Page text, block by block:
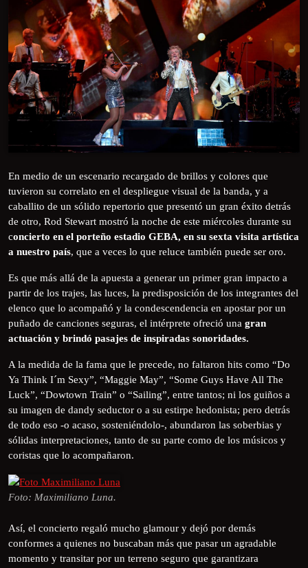
En medio de un escenario recargado de brillos y colores que
tuvieron su correlato en el despliegue visual de la banda, y a
caballito de un sólido repertorio que presentó un gran éxito detrás
de otro, Rod Stewart mostró la noche de este miércoles durante su
concierto en el porteño estadio GEBA, en su sexta visita artística
a nuestro país, que a veces lo que reluce también puede ser oro.
Es que más allá de la apuesta a generar un primer gran impacto a
partir de los trajes, las luces, la predisposición de los integrantes del
elenco que lo acompañó y la condescendencia en apostar por un
puñado de canciones seguras, el intérprete ofreció una gran
actuación y brindó pasajes de inspiradas sonoridades.
A la medida de la fama que le precede, no faltaron hits como “Do
Ya Think I´m Sexy”, “Maggie May”, “Some Guys Have All The
Luck”, “Dowtown Train” o “Sailing”, entre tantos; ni los guiños a
su imagen de dandy seductor o a su estirpe hedonista; pero detrás
de todo eso -o acaso, sosteniéndolo-, abundaron las soberbias y
sólidas interpretaciones, tanto de su parte como de los músicos y
coristas que lo acompañaron.
Foto: Maximiliano Luna.
Así, el concierto regaló mucho glamour y dejó por demás
conformes a quienes no buscaban más que pasar un agradable
momento y transitar por un terreno seguro que garantizara